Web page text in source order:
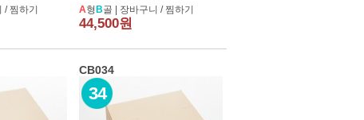
/찜하기 A형 B골 | 장바구니 /찜하기
44,500원
CB034
34